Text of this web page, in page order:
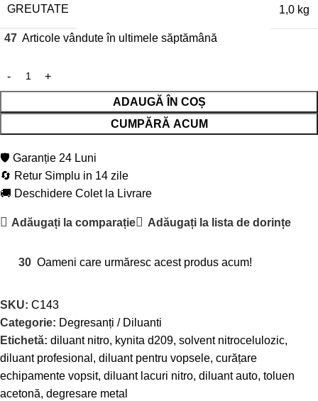
GREUTATE 1,0 kg
47 Articole vândute în ultimele săptămână
ADAUGĂ ÎN COȘ
CUMPĂRĂ ACUM
🛡️ Garanție 24 Luni
🔄 Retur Simplu in 14 zile
🚚 Deschidere Colet la Livrare
Adăugați la comparație Adăugați la lista de dorințe
30 Oameni care urmăresc acest produs acum!
SKU: C143
Categorie: Degresanți / Diluanti
Etichetă: diluant nitro, kynita d209, solvent nitrocelulozic,
diluant profesional, diluant pentru vopsele, curățare
echipamente vopsit, diluant lacuri nitro, diluant auto, toluen
acetonă, degresare metal